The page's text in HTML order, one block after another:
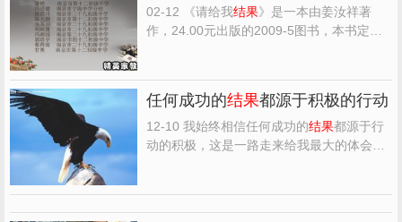
相；爱，有时需要等...
02-12 《请给我结果》是一本由姜汝祥著
作，24.00元出版的2009-5图书，本书定
的结果？ 文/二月湘南 在我的床头一直放着
一本书：《请给我结果》...
任何成功的结果都源于积极的行动
12-10 我始终相信任何成功的结果都源于行
动的积极，这是一路走来给我最大的体会。